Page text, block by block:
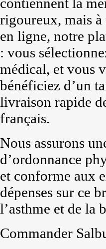
rigoureux, mais à
en ligne, notre
: vous
médical, et vous
bénéficiez d’un
livraison rapide
français.
Nous assurons
d’ordonnance
et conforme aux
dépenses sur ce
l’asthme et de la
Commander